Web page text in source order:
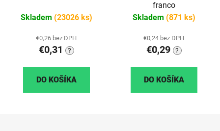
Skladem (23026 ks)
€0,26 bez DPH
€0,31 ?
DO KOŠÍKA
franco
Skladem (871 ks)
€0,24 bez DPH
€0,29 ?
DO KOŠÍKA